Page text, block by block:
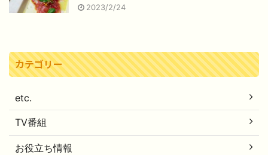
2023/2/24
カテゴリー
etc.
TV番組
お役立ち情報